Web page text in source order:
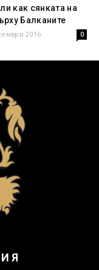
как сянката на
Балканите
2016 0